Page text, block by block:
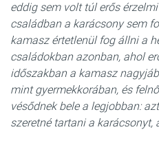
eddig sem volt túl erős
családban a karácsony sem
kamasz értetlenül fog állni a
családokban azonban, ahol
időszakban a kamasz
mint gyermekkorában, és
vésődnek bele a legjobban:
szeretné tartani a karácsonyt,